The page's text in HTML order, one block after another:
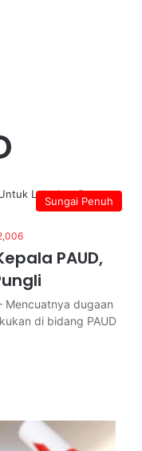
Sungai Penuh
PAUD,
Mencuatnya dugaan
di bidang PAUD